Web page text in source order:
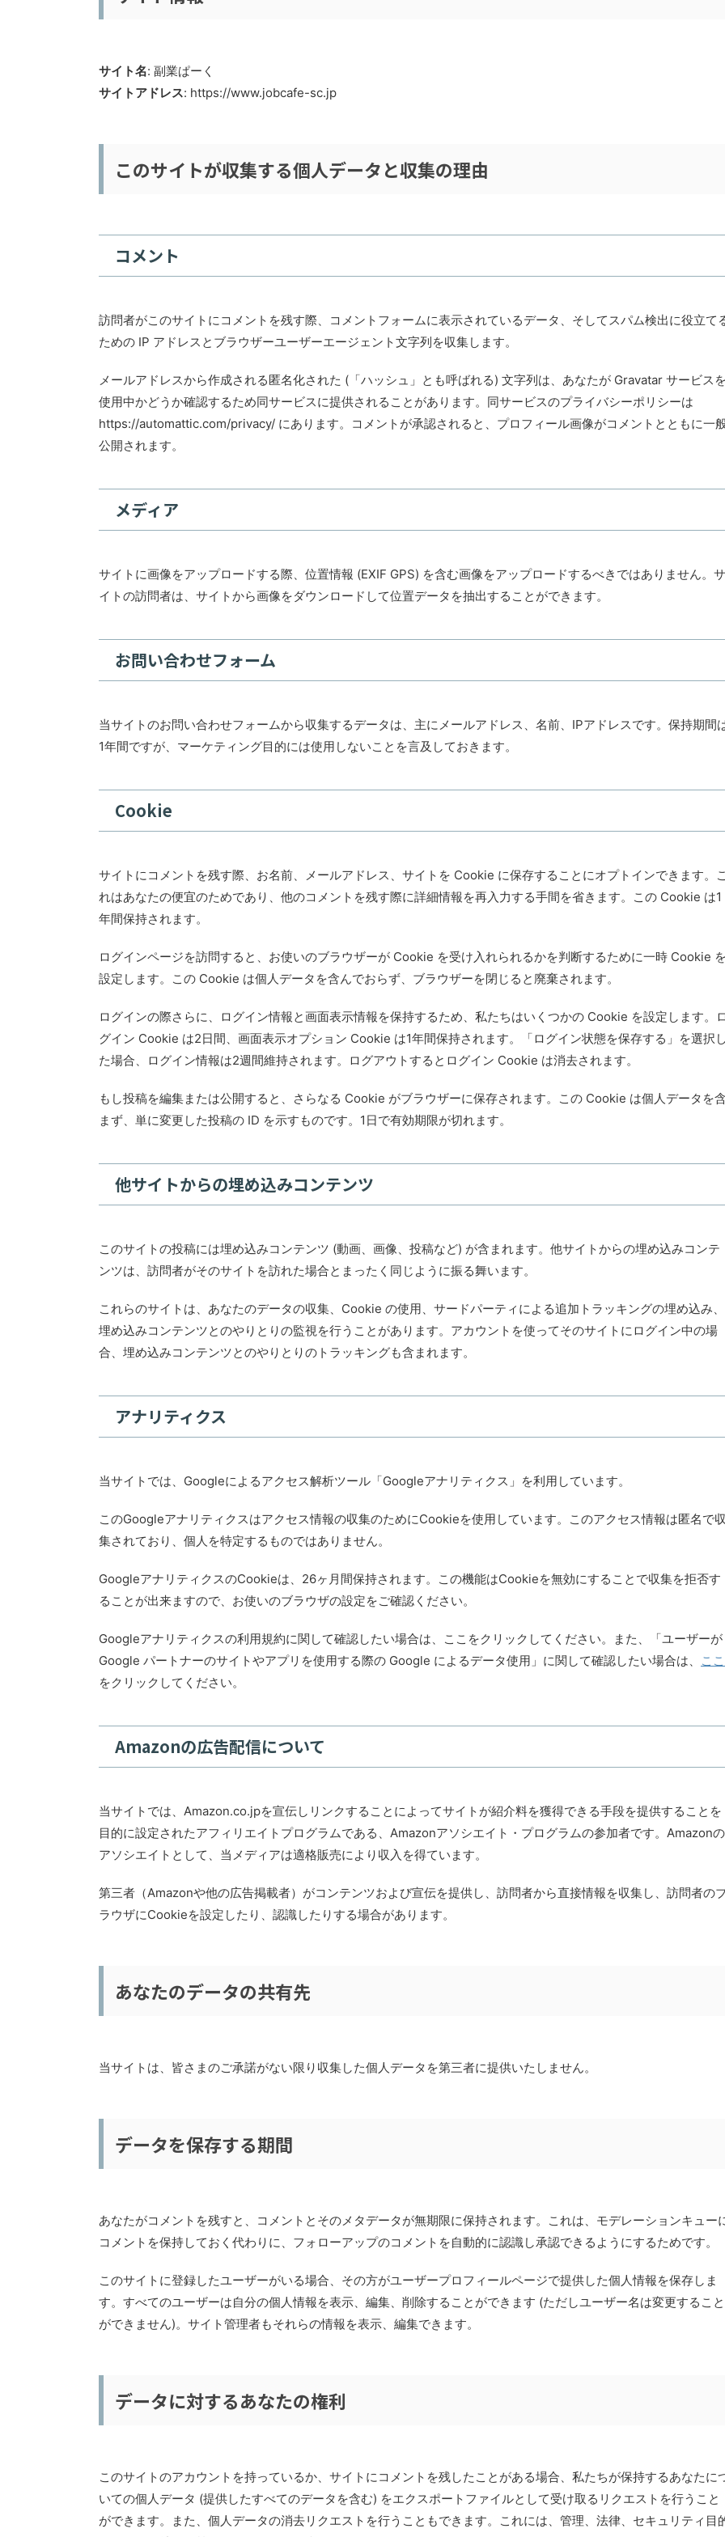
サイト名: 副業ぱーく
サイトアドレス: https://www.jobcafe-sc.jp
このサイトが収集する個人データと収集の理由
コメント
訪問者がこのサイトにコメントを残す際、コメントフォームに表示されているデータ、そしてスパム検出に役立て
ための IP アドレスとブラウザーユーザーエージェント文字列を収集します。
メールアドレスから作成される匿名化された (「ハッシュ」とも呼ばれる) 文字列は、あなたが Gravatar サービス
使用中かどうか確認するため同サービスに提供されることがあります。同サービスのプライバシーポリシーは
https://automattic.com/privacy/ にあります。コメントが承認されると、プロフィール画像がコメントとともに一
公開されます。
メディア
サイトに画像をアップロードする際、位置情報 (EXIF GPS) を含む画像をアップロードするべきではありません。サ
イトの訪問者は、サイトから画像をダウンロードして位置データを抽出することができます。
お問い合わせフォーム
当サイトのお問い合わせフォームから収集するデータは、主にメールアドレス、名前、IPアドレスです。保持期間
1年間ですが、マーケティング目的には使用しないことを言及しておきます。
Cookie
サイトにコメントを残す際、お名前、メールアドレス、サイトを Cookie に保存することにオプトインできます。
れはあなたの便宜のためであり、他のコメントを残す際に詳細情報を再入力する手間を省きます。この Cookie は1
年間保持されます。
ログインページを訪問すると、お使いのブラウザーが Cookie を受け入れられるかを判断するために一時 Cookie
設定します。この Cookie は個人データを含んでおらず、ブラウザーを閉じると廃棄されます。
ログインの際さらに、ログイン情報と画面表示情報を保持するため、私たちはいくつかの Cookie を設定します。
グイン Cookie は2日間、画面表示オプション Cookie は1年間保持されます。「ログイン状態を保存する」を選択
た場合、ログイン情報は2週間維持されます。ログアウトするとログイン Cookie は消去されます。
もし投稿を編集または公開すると、さらなる Cookie がブラウザーに保存されます。この Cookie は個人データを
まず、単に変更した投稿の ID を示すものです。1日で有効期限が切れます。
他サイトからの埋め込みコンテンツ
このサイトの投稿には埋め込みコンテンツ (動画、画像、投稿など) が含まれます。他サイトからの埋め込みコンテ
ンツは、訪問者がそのサイトを訪れた場合とまったく同じように振る舞います。
これらのサイトは、あなたのデータの収集、Cookie の使用、サードパーティによる追加トラッキングの埋め込み、
埋め込みコンテンツとのやりとりの監視を行うことがあります。アカウントを使ってそのサイトにログイン中の場
合、埋め込みコンテンツとのやりとりのトラッキングも含まれます。
アナリティクス
当サイトでは、Googleによるアクセス解析ツール「Googleアナリティクス」を利用しています。
このGoogleアナリティクスはアクセス情報の収集のためにCookieを使用しています。このアクセス情報は匿名で
集されており、個人を特定するものではありません。
GoogleアナリティクスのCookieは、26ヶ月間保持されます。この機能はCookieを無効にすることで収集を拒否す
ることが出来ますので、お使いのブラウザの設定をご確認ください。
Googleアナリティクスの利用規約に関して確認したい場合は、ここをクリックしてください。また、「ユーザーが
Google パートナーのサイトやアプリを使用する際の Google によるデータ使用」に関して確認したい場合は、
ここ
をクリックしてください。
Amazonの広告配信について
当サイトでは、Amazon.co.jpを宣伝しリンクすることによってサイトが紹介料を獲得できる手段を提供することを
目的に設定されたアフィリエイトプログラムである、Amazonアソシエイト・プログラムの参加者です。Amazonの
アソシエイトとして、当メディアは適格販売により収入を得ています。
第三者（Amazonや他の広告掲載者）がコンテンツおよび宣伝を提供し、訪問者から直接情報を収集し、訪問者の
ラウザにCookieを設定したり、認識したりする場合があります。
あなたのデータの共有先
当サイトは、皆さまのご承諾がない限り収集した個人データを第三者に提供いたしません。
データを保存する期間
あなたがコメントを残すと、コメントとそのメタデータが無期限に保持されます。これは、モデレーションキュー
コメントを保持しておく代わりに、フォローアップのコメントを自動的に認識し承認できるようにするためです。
このサイトに登録したユーザーがいる場合、その方がユーザープロフィールページで提供した個人情報を保存しま
す。すべてのユーザーは自分の個人情報を表示、編集、削除することができます (ただしユーザー名は変更すること
ができません)。サイト管理者もそれらの情報を表示、編集できます。
データに対するあなたの権利
このサイトのアカウントを持っているか、サイトにコメントを残したことがある場合、私たちが保持するあなたに
いての個人データ (提供したすべてのデータを含む) をエクスポートファイルとして受け取るリクエストを行うこと
ができます。また、個人データの消去リクエストを行うこともできます。これには、管理、法律、セキュリティ目